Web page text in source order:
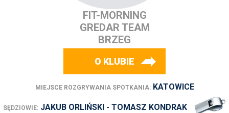
FIT-MORNING
GREDAR TEAM
BRZEG
O KLUBIE
MIEJSCE ROZGRYWANIA SPOTKANIA: KATOWICE
SĘDZIOWIE: JAKUB ORLIŃSKI - TOMASZ KONDRAK